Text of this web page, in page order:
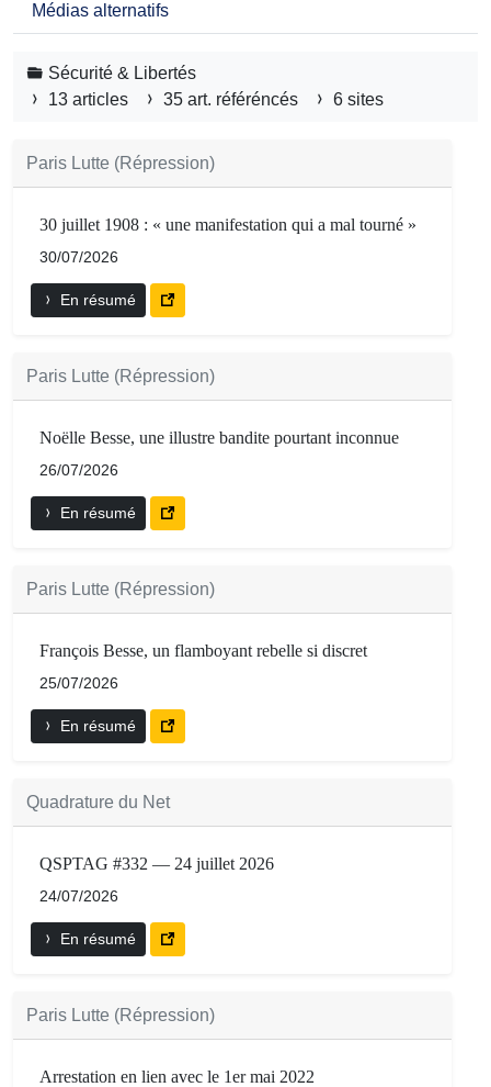
Médias alternatifs
Sécurité & Libertés
13 articles
35 art. référéncés 6 sites
Paris Lutte (Répression)
30 juillet 1908 : « une manifestation qui a mal tourné »
30/07/2026
En résumé
Paris Lutte (Répression)
Noëlle Besse, une illustre bandite pourtant inconnue
26/07/2026
En résumé
Paris Lutte (Répression)
François Besse, un flamboyant rebelle si discret
25/07/2026
En résumé
Quadrature du Net
QSPTAG #332 — 24 juillet 2026
24/07/2026
En résumé
Paris Lutte (Répression)
Arrestation en lien avec le 1er mai 2022